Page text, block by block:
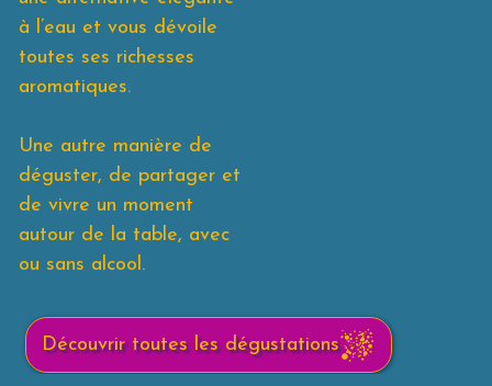
à l’eau et vous dévoile
toutes ses richesses
aromatiques.
Une autre manière de
déguster, de partager et
de vivre un moment
autour de la table, avec
ou sans alcool.
Découvrir toutes les dégustations